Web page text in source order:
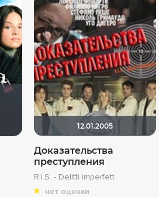
SKY4HOLO
ZomBaine
Katericha
12.01.2005
Доказательства
преступления
R.I.S. - Delitti imperfett
нет оценки